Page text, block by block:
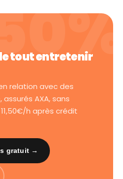
tout entretenir
relation avec des
AXA, sans
h après crédit
gratuit →